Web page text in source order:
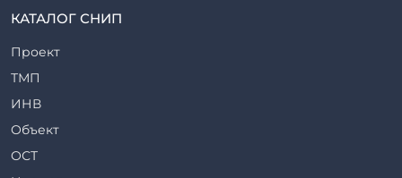
Прогоны железобетонные
Ригели железобетонные
Сваи железобетонные
Стеновые блоки
Стойки железобетонные
Столбы железобетонные
КАТАЛОГ СНИП
Проект
ТМП
ИНВ
Объект
ОСТ